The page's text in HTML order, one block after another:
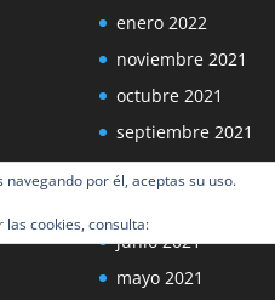
navegando por él, aceptas su uso.
cookies, consulta:
enero 2022
noviembre 2021
octubre 2021
septiembre 2021
agosto 2021
junio 2021
mayo 2021